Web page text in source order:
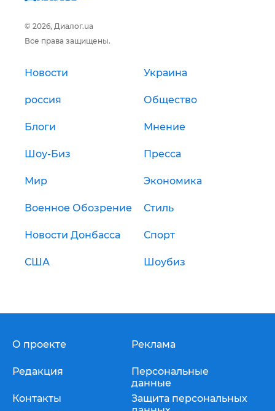
© 2026, Диалог.ua
Все права защищены.
Новости Украина
россия Общество
Блоги Мнение
Шоу-Биз Пресса
Мир Экономика
Военное Обозрение Стиль
Новости Донбасса Спорт
США Шоубиз
О проекте
Редакция
Контакты
Реклама
Персональные
данные
Защита персональных